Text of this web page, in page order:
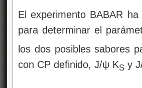
El experimento BABAR
para determinar el
los dos posibles sabores
con CP definido, J/ψ KS y